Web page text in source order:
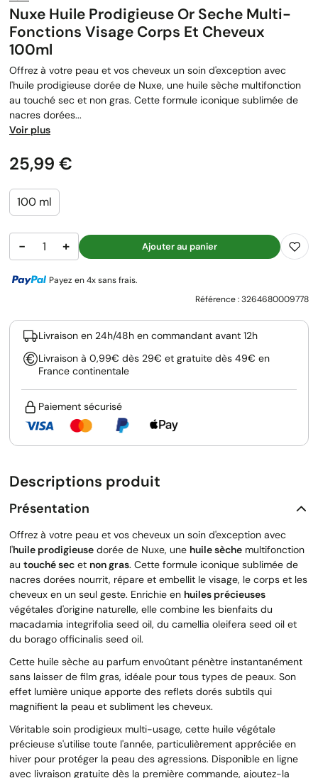
Nuxe Huile Prodigieuse Or Seche Multi-
Fonctions Visage Corps Et Cheveux
100ml
Offrez à votre peau et vos cheveux un soin d'exception avec
l'huile prodigieuse dorée de Nuxe, une huile sèche multifonction
au touché sec et non gras. Cette formule iconique sublimée de
nacres dorées...
Voir plus
Prix
25,99 €
100 ml
− + Ajouter au panier
Payez en 4x sans frais.
Référence :3264680009778
Livraison en 24h/48h en commandant avant 12h
Livraison à 0,99€ dès 29€ et gratuite dès 49€ en
France continentale
Paiement sécurisé
Descriptions produit
Présentation
Offrez à votre peau et vos cheveux un soin d'exception avec
l'huile prodigieuse dorée de Nuxe, une huile sèche multifonction
au touché sec et non gras. Cette formule iconique sublimée de
nacres dorées nourrit, répare et embellit le visage, le corps et les
cheveux en un seul geste. Enrichie en huiles précieuses
végétales d'origine naturelle, elle combine les bienfaits du
macadamia integrifolia seed oil, du camellia oleifera seed oil et
du borago officinalis seed oil.
Cette huile sèche au parfum envoûtant pénètre instantanément
sans laisser de film gras, idéale pour tous types de peaux. Son
effet lumière unique apporte des reflets dorés subtils qui
magnifient la peau et subliment les cheveux.
Véritable soin prodigieux multi-usage, cette huile végétale
précieuse s'utilise toute l'année, particulièrement appréciée en
hiver pour protéger la peau des agressions. Disponible en ligne
avec livraison gratuite dès la première commande, ajoutez-la